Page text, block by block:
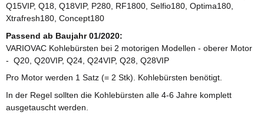
Q15VIP, Q18, Q18VIP, P280, RF1800, Selfio180, Optima180,
Xtrafresh180, Concept180
Passend ab Baujahr 01/2020:
VARIOVAC Kohlebürsten bei 2 motorigen Modellen - oberer Motor
- Q20, Q20VIP, Q24, Q24VIP, Q28, Q28VIP
Pro Motor werden 1 Satz (= 2 Stk). Kohlebürsten benötigt.
In der Regel sollten die Kohlebürsten alle 4-6 Jahre komplett
ausgetauscht werden.